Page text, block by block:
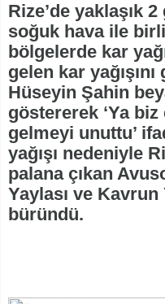
Rize’de yaklaşık
soğuk hava ile
bölgelerde kar
gelen kar
Hüseyin Şahin
göstererek ‘Ya
gelmeyi unuttu’
yağışı nedeniyle
palana çıkan
Yaylası ve Kavrun
büründü.